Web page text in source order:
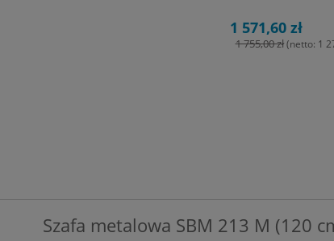
1 571,60 zł
1 755,00 zł (netto: 1
Szafa metalowa SBM 213 M (120